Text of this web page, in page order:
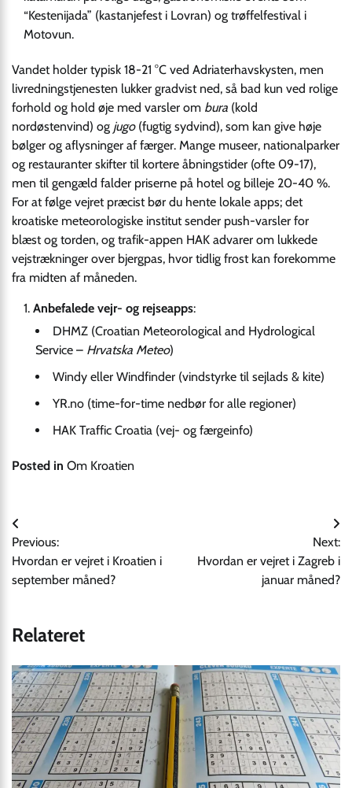
“Kestenijada” (kastanjefest i Lovran) og trøffelfestival i
Motovun.
Vandet holder typisk 18-21 °C ved Adriaterhavskysten, men
livredningstjenesten lukker gradvist ned, så bad kun ved rolige
forhold og hold øje med varsler om bura (kold
nordøstenvind) og jugo(fugtig sydvind), som kan give høje
bølger og aflysninger af færger. Mange museer, nationalparker
og restauranter skifter til kortere åbningstider (ofte 09-17),
men til gengæld falder priserne på hotel og billeje 20-40 %.
For at følge vejret præcist bør du hente lokale apps; det
kroatiske meteorologiske institut sender push-varsler for
blæst og torden, og trafik-appen HAK advarer om lukkede
vejstrækninger over bjergpas, hvor tidlig frost kan forekomme
fra midten af måneden.
Anbefalede vejr- og rejseapps:
DHMZ (Croatian Meteorological and Hydrological
Service – Hrvatska Meteo)
Windy eller Windfinder (vindstyrke til sejlads & kite)
YR.no (time-for-time nedbør for alle regioner)
HAK Traffic Croatia (vej- og færgeinfo)
Posted in Om Kroatien
Indlægsnavigation
Previous:
Hvordan er vejret i Kroatien i
september måned?
Next:
Hvordan er vejret i Zagreb i
januar måned?
Relateret